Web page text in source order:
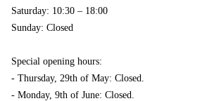
Saturday: 10:30 – 18:00
Sunday: Closed
Special opening hours:
- Thursday, 29th of May: Closed.
- Monday, 9th of June: Closed.